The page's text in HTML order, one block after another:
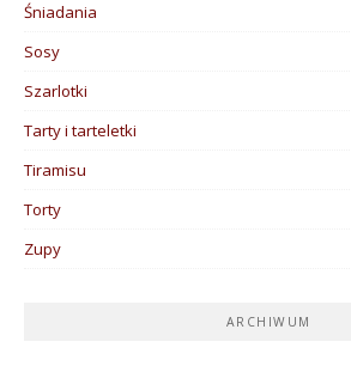
Śniadania
Sosy
Szarlotki
Tarty i tarteletki
Tiramisu
Torty
Zupy
ARCHIWUM